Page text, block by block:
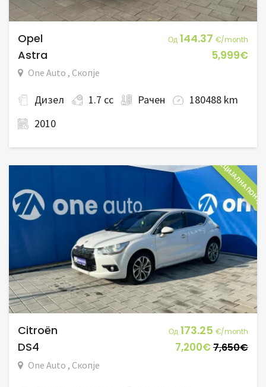
Opel Од 144.37 €/month
Astra 5,999€
One Auto , Скопје
Дизел 1.7 cc Рачен
180488 km
2010
СПЕЦИЈАЛНА
Citroën Од 173.25 €/month
DS4 7,200€7,650€
One Auto , Скопје